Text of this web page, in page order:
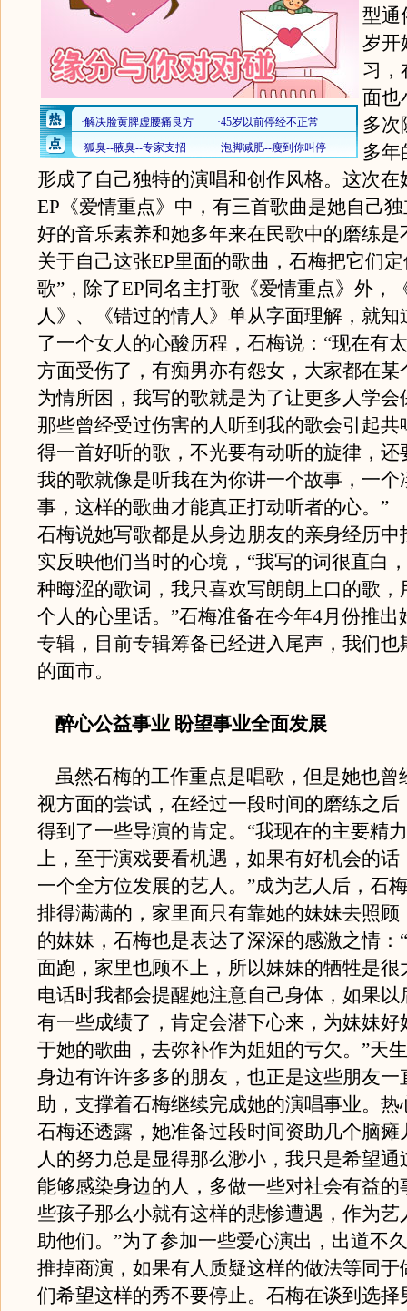
型通
岁开
习，
面也
多次
多年
形成了自己独特的演唱和创作风格。这次在
EP《爱情重点》中，有三首歌曲是她自己
好的音乐素养和她多年来在民歌中的磨练是
关于自己这张EP里面的歌曲，石梅把它们
歌”，除了EP同名主打歌《爱情重点》外，
人》、《错过的情人》单从字面理解，就知
了一个女人的心酸历程，石梅说：“现在有
方面受伤了，有痴男亦有怨女，大家都在某
为情所困，我写的歌就是为了让更多人学会
那些曾经受过伤害的人听到我的歌会引起共
得一首好听的歌，不光要有动听的旋律，还
我的歌就像是听我在为你讲一个故事，一个
事，这样的歌曲才能真正打动听者的心。”
石梅说她写歌都是从身边朋友的亲身经历中
实反映他们当时的心境，“我写的词很直白
种晦涩的歌词，我只喜欢写朗朗上口的歌，
个人的心里话。”石梅准备在今年4月份推出
专辑，目前专辑筹备已经进入尾声，我们也
的面市。
醉心公益事业 盼望事业全面发展
虽然石梅的工作重点是唱歌，但是她也曾
视方面的尝试，在经过一段时间的磨练之后
得到了一些导演的肯定。“我现在的主要精
上，至于演戏要看机遇，如果有好机会的话
一个全方位发展的艺人。”成为艺人后，石
排得满满的，家里面只有靠她的妹妹去照顾
的妹妹，石梅也是表达了深深的感激之情：
面跑，家里也顾不上，所以妹妹的牺牲是很
电话时我都会提醒她注意自己身体，如果以
有一些成绩了，肯定会潜下心来，为妹妹好
于她的歌曲，去弥补作为姐姐的亏欠。”天
身边有许许多多的朋友，也正是这些朋友一
助，支撑着石梅继续完成她的演唱事业。热
石梅还透露，她准备过段时间资助几个脑瘫
人的努力总是显得那么渺小，我只是希望通
能够感染身边的人，多做一些对社会有益的
些孩子那么小就有这样的悲惨遭遇，作为艺
助他们。”为了参加一些爱心演出，出道不
推掉商演，如果有人质疑这样的做法等同于
们希望这样的秀不要停止。石梅在谈到选择